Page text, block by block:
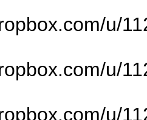
u/
u/
u/